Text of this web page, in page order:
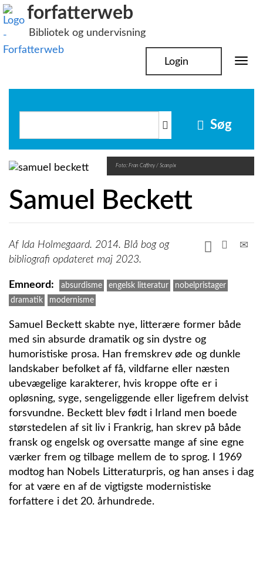
Hop
til
indhold
forfatterweb
Bibliotek og undervisning
Login
Søg
Foto: Fran Caffrey / Scanpix
Samuel Beckett
Ida Holmegaard. 2014. Blå bog og
bibliografi opdateret maj 2023.
Emneord absurdisme engelsk litteratur
nobelpristager
dramatik
modernisme
Samuel Beckett skabte nye, litterære former både
med sin absurde dramatik og sin dystre og
humoristiske prosa. Han fremskrev øde og dunkle
landskaber befolket af få, vildfarne eller næsten
ubevægelige karakterer, hvis kroppe ofte er i
opløsning, syge, sengeliggende eller ligefrem delvist
forsvundne. Beckett blev født i Irland men boede
størstedelen af sit liv i Frankrig, han skrev på både
fransk og engelsk og oversatte mange af sine egne
værker frem og tilbage mellem de to sprog. I 1969
modtog han Nobels Litteraturpris, og han anses i dag
for at være en af de vigtigste modernistiske
forfattere i det 20. århundrede.